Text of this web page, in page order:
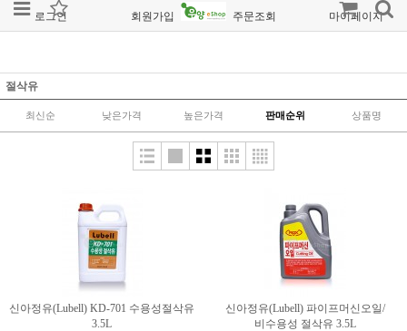
로그인 회원가입 주문조회 마이페이지
절삭유
최신순 낮은가격 높은가격 판매순위 상품명
신아정유(Lubell) KD-701 수용성절삭유
3.5L
신아정유(Lubell) 파이프머신오일/
비수용성 절삭유 3.5L